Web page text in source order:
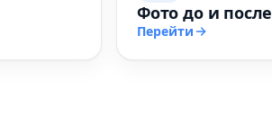
Фото до и после
Перейти